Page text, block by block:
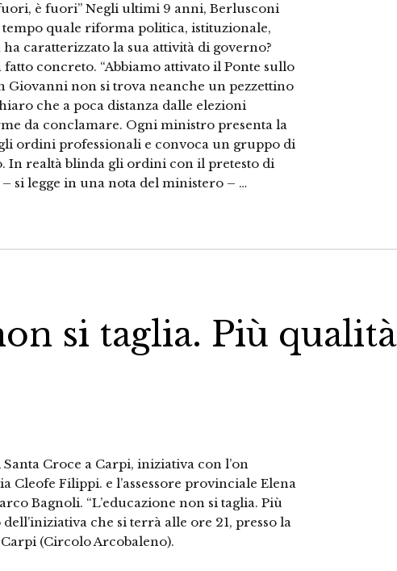
è fuori” Negli ultimi 9 anni, Berlusconi
tempo quale riforma politica, istituzionale,
caratterizzato la sua attività di governo?
fatto concreto. “Abbiamo attivato il Ponte sullo
Giovanni non si trova neanche un pezzettino
che a poca distanza dalle elezioni
da conclamare. Ogni ministro presenta la
ordini professionali e convoca un gruppo di
In realtà blinda gli ordini con il pretesto di
si legge in una nota del ministero – …
si taglia. Più qualità
Croce a Carpi, iniziativa con l’on
Cleofe Filippi. e l’assessore provinciale Elena
Bagnoli. “L’educazione non si taglia. Più
che si terrà alle ore 21, presso la
(Circolo Arcobaleno).